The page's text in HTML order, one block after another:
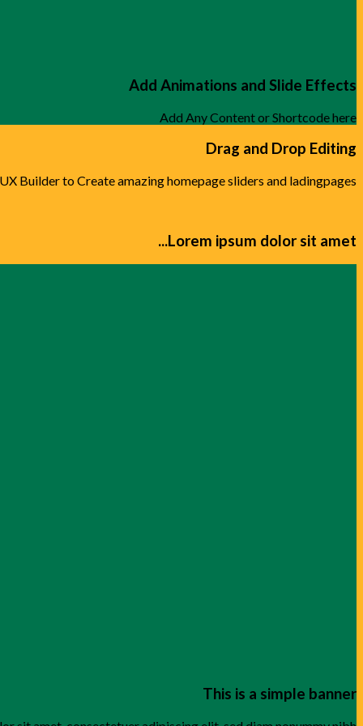
Add Animations and Slide Effects
Add Any Content or Shortcode here
Drag and Drop Editing
Builder to Create amazing homepage sliders and ladingpages.
Lorem ipsum dolor sit amet...
This is a simple banner